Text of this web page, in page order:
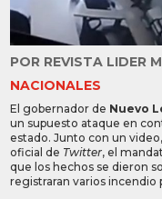
POR REVISTA LIDER
NACIONALES
El gobernador de Nuevo
un supuesto ataque en
estado. Junto con un
oficial de Twitter, el
que los hechos se dieron
registraran varios incendio